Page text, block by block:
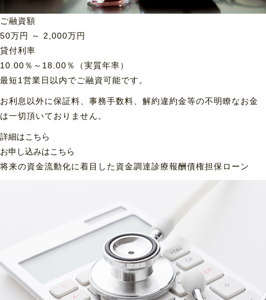
ご融資額
50万円 ～ 2,000万円
貸付利率
10.00％～18.00％（実質年率）
最短1営業日以内でご融資可能です。
お利息以外に保証料、事務手数料、解約違約金等の不明瞭なお金
は一切頂いておりません。
詳細はこちら
お申し込みはこちら
将来の資金流動化に着目した資金調達診療報酬債権担保ローン